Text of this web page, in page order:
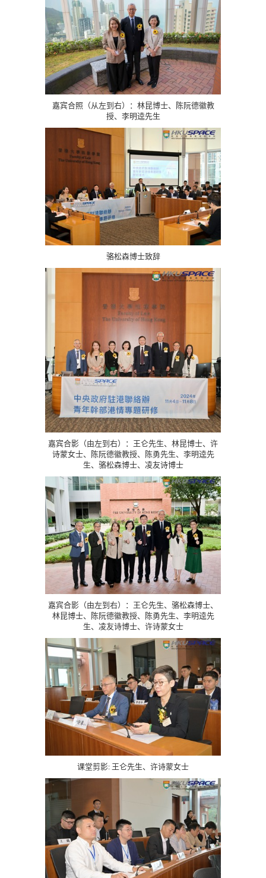
嘉宾合照（从左到右）：林昆博士、陈阮德徽教
授、李明逵先生
骆松森博士致辞
嘉宾合影（由左到右）：王仑先生、林昆博士、许
诗蒙女士、陈阮德徽教授、陈勇先生、李明逵先
生、骆松森博士、凌友诗博士
嘉宾合影（由左到右）：王仑先生、骆松森博士、
林昆博士、陈阮德徽教授、陈勇先生、李明逵先
生、凌友诗博士、许诗蒙女士
课堂剪影: 王仑先生、许诗蒙女士